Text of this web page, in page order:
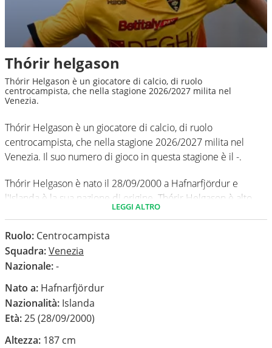
Thórir helgason
Thórir Helgason è un giocatore di calcio, di ruolo
centrocampista, che nella stagione 2026/2027 milita nel
Venezia.
Thórir Helgason è un giocatore di calcio, di ruolo
centrocampista, che nella stagione 2026/2027 milita nel
Venezia. Il suo numero di gioco in questa stagione è il -.
Thórir Helgason è nato il 28/09/2000 a Hafnarfjördur e
l'Islanda è la sua nazione di origine. Thórir Helgason è alto
187 cm, ha un peso medio di 66 kg. Il suo piede di calcio in
In questa stagione ha disputato nel campionato Serie A 0
partite e non ha segnato nessun gol.
LEGGI ALTRO
Ruolo: Centrocampista
Squadra:Venezia
Nazionale:-
Nato a: Hafnarfjördur
Nazionalità: Islanda
Età:25 (28/09/2000)
Altezza: 187 cm